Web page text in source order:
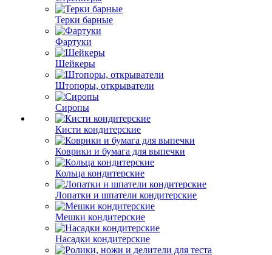
Терки барные
Фартуки
Шейкеры
Штопоры, открыватели
Сиропы
Кисти кондитерские
Коврики и бумага для выпечки
Кольца кондитерские
Лопатки и шпатели кондитерские
Мешки кондитерские
Насадки кондитерские